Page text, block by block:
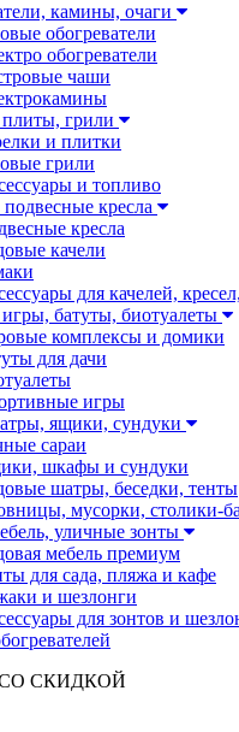
камины, очаги
обогреватели
обогреватели
чаши
грили
и плитки
грили
и топливо
кресла
кресла
качели
для качелей,
батуты, биотуалеты
комплексы и домики
для дачи
игры
ящики, сундуки
сараи
шкафы и сундуки
шатры, беседки, тенты
мусорки, столики-
уличные зонты
мебель премиум
для сада, пляжа и кафе
и шезлонги
для зонтов и
СКИДКОЙ